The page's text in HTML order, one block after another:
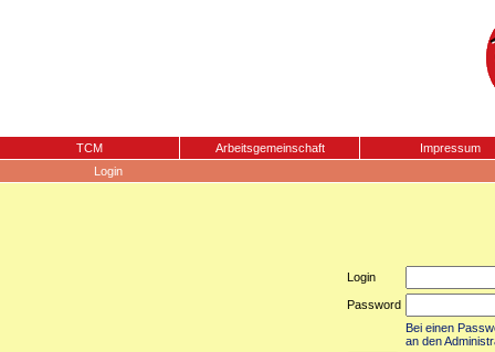
TCM Arbeitsgemeinschaft
Impressum
Login
Login
Password
Bei einen
an den